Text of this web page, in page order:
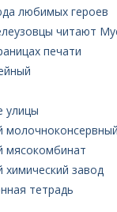
любимых героев
читают
печати
улицы
мясокомбинат
химический завод
тетрадь